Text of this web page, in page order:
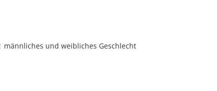
männliches und weibliches Geschlecht